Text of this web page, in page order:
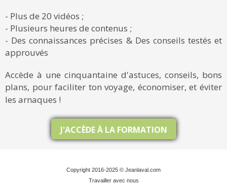
- Plus de 20 vidéos ;
- Plusieurs heures de contenus ;
- Des connaissances précises & Des conseils testés et
approuvés
Accède à une cinquantaine d'astuces, conseils, bons
plans, pour faciliter ton voyage, économiser, et éviter
les arnaques !
J'ACCÈDE À LA FORMATION
Copyright 2016-2025 © Jeanlaval.com
Travailler avec nous